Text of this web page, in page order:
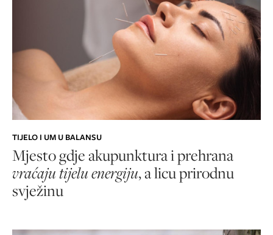
TIJELO I UM U BALANSU
Mjesto gdje akupunktura i prehrana
vraćaju tijelu energiju, a licu prirodnu
svježinu